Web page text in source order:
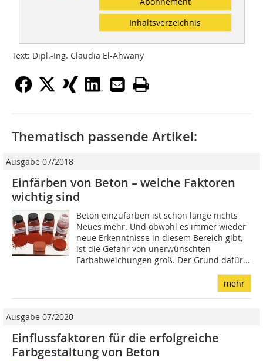
Inhaltsverzeichnis
Text: Dipl.-Ing. Claudia El-Ahwany
Thematisch passende Artikel:
Ausgabe 07/2018
Einfärben von Beton – welche Faktoren
wichtig sind
Beton einzufärben ist schon lange nichts
Neues mehr. Und obwohl es immer wieder
neue Erkenntnisse in diesem Bereich gibt,
ist die Gefahr von unerwünschten
Farbabweichungen groß. Der Grund dafür...
mehr
Ausgabe 07/2020
Einflussfaktoren für die erfolgreiche
Farbgestaltung von Beton